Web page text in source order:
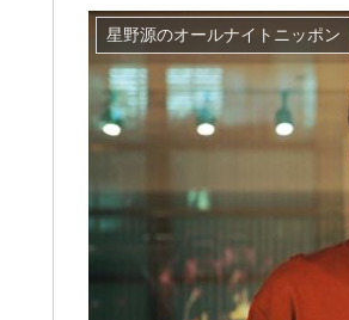
星野源のオールナイトニッポン